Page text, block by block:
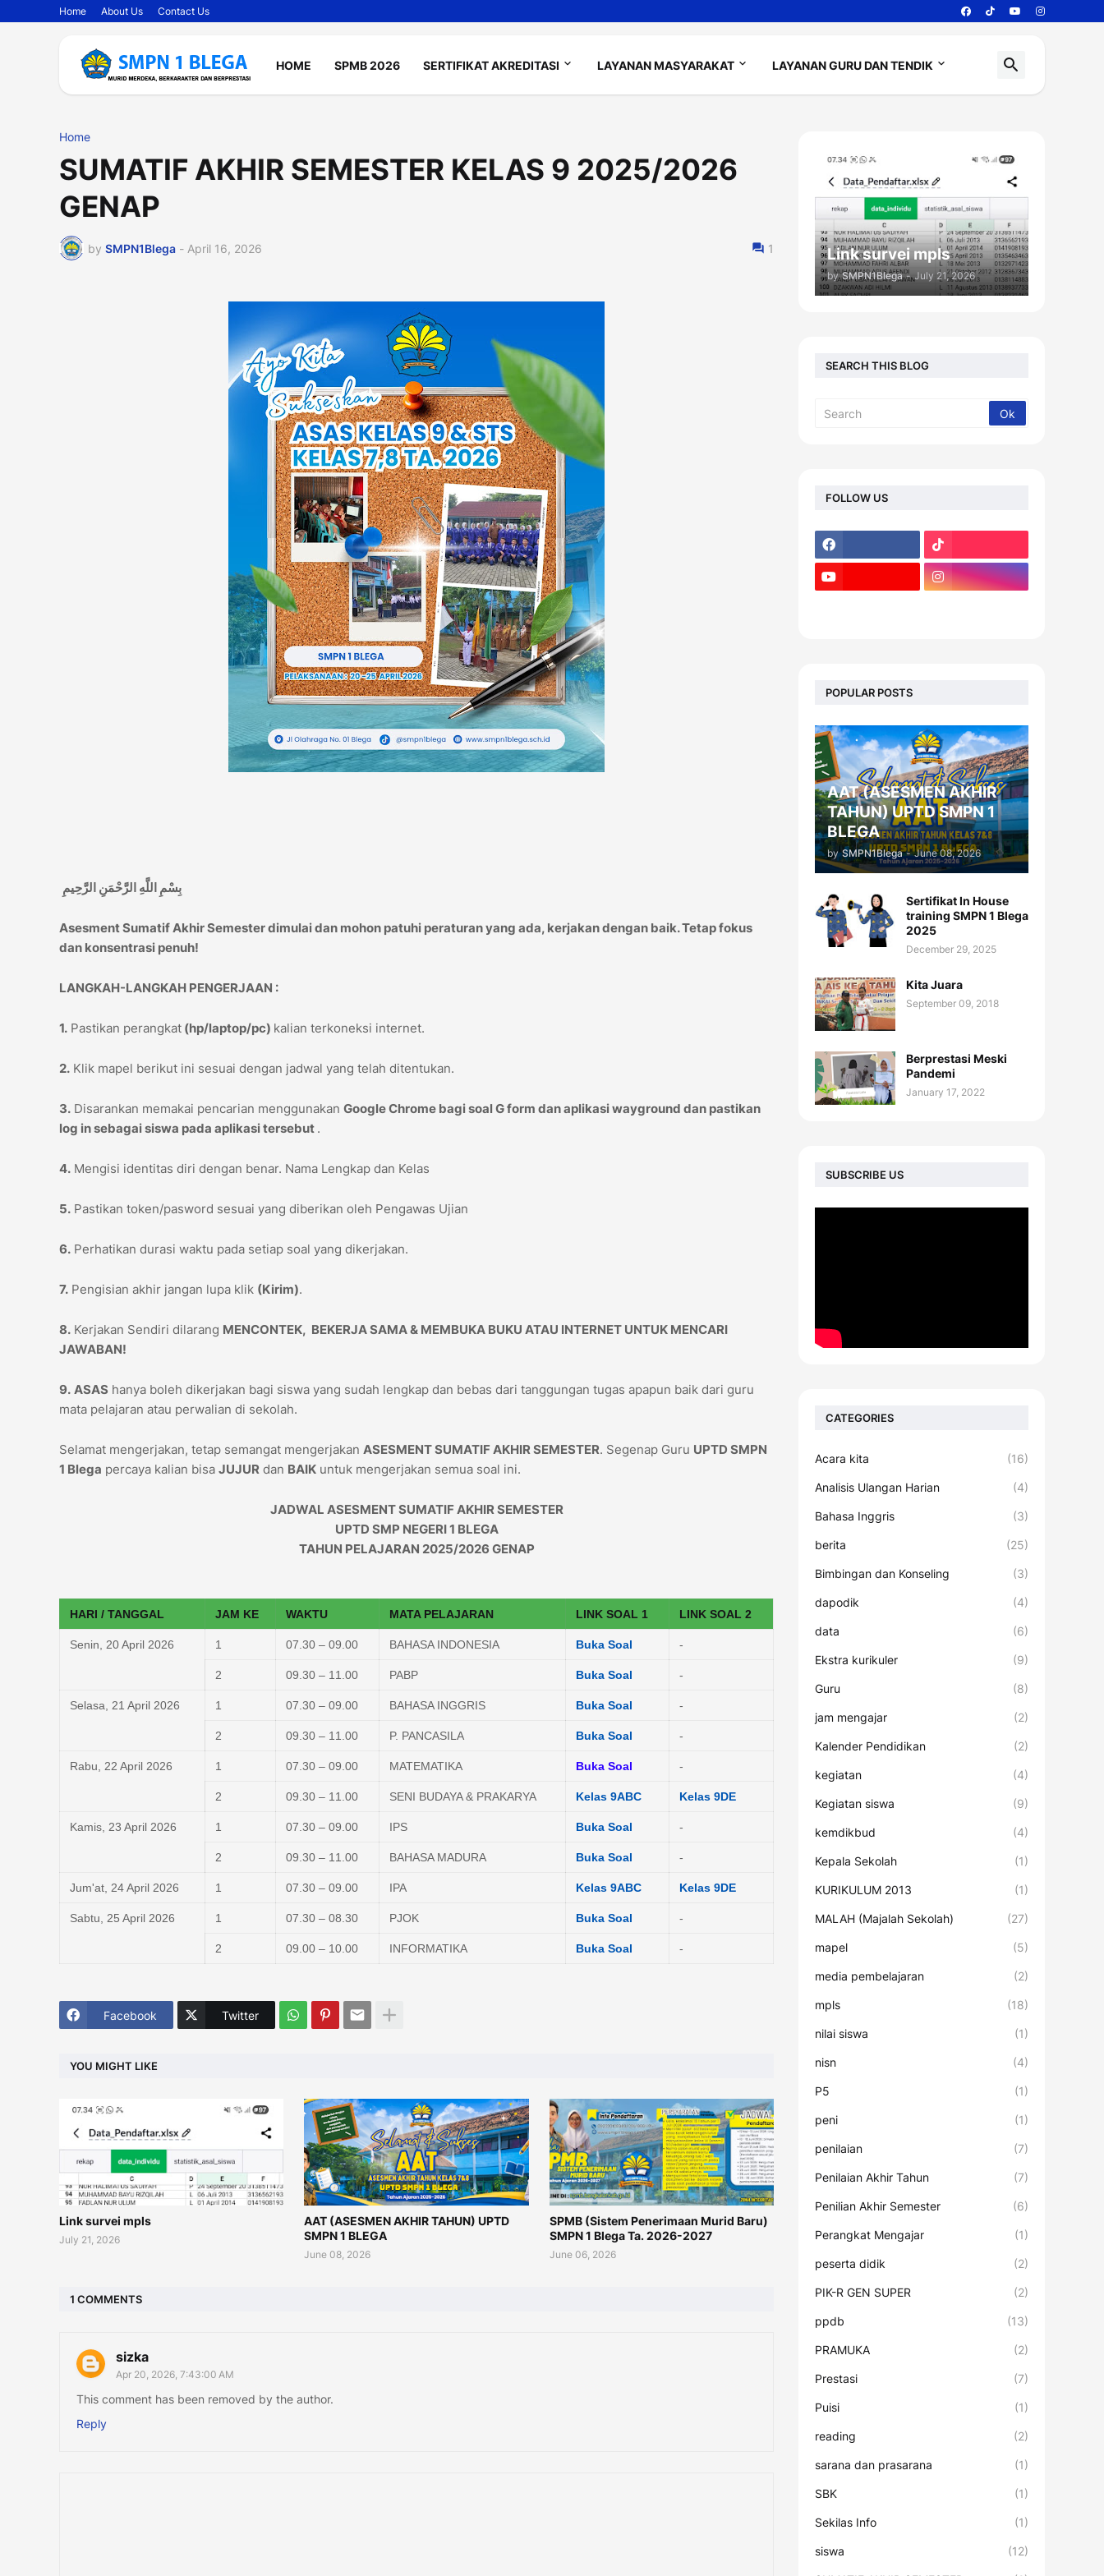
Home About Us Contact Us
HOME SPMB 2026 SERTIFIKAT AKREDITASI LAYANAN MASYARAKAT LAYANAN GURU DAN TENDIK
Home
SUMATIF AKHIR SEMESTER KELAS 9 2025/2026
GENAP
by SMPN1Blega - April 16, 2026 1
Asesment Sumatif Akhir Semester dimulai dan mohon patuhi peraturan yang ada, kerjakan dengan baik. Tetap fokus
dan konsentrasi penuh!
LANGKAH-LANGKAH PENGERJAAN :
1. Pastikan perangkat (hp/laptop/pc) kalian terkoneksi internet.
2. Klik mapel berikut ini sesuai dengan jadwal yang telah ditentukan.
3. Disarankan memakai pencarian menggunakan Google Chrome bagi soal G form dan aplikasi wayground dan pastikan
log in sebagai siswa pada aplikasi tersebut .
4. Mengisi identitas diri dengan benar. Nama Lengkap dan Kelas
5. Pastikan token/pasword sesuai yang diberikan oleh Pengawas Ujian
6. Perhatikan durasi waktu pada setiap soal yang dikerjakan.
7. Pengisian akhir jangan lupa klik (Kirim).
8. Kerjakan Sendiri dilarang MENCONTEK, BEKERJA SAMA & MEMBUKA BUKU ATAU INTERNET UNTUK MENCARI
JAWABAN!
9. ASAS hanya boleh dikerjakan bagi siswa yang sudah lengkap dan bebas dari tanggungan tugas apapun baik dari guru
mata pelajaran atau perwalian di sekolah.
Selamat mengerjakan, tetap semangat mengerjakan ASESMENT SUMATIF AKHIR SEMESTER. Segenap Guru UPTD SMPN
1 Blega percaya kalian bisa JUJUR dan BAIK untuk mengerjakan semua soal ini.
JADWAL ASESMENT SUMATIF AKHIR SEMESTER
UPTD SMP NEGERI 1 BLEGA
TAHUN PELAJARAN 2025/2026 GENAP
HARI / TANGGAL JAM KE WAKTU MATA PELAJARAN LINK SOAL 1 LINK SOAL 2
Senin, 20 April 2026 1 07.30 – 09.00 BAHASA INDONESIA Buka Soal -
2 09.30 – 11.00 PABP Buka Soal -
Selasa, 21 April 2026 1 07.30 – 09.00 BAHASA INGGRIS Buka Soal -
2 09.30 – 11.00 P. PANCASILA Buka Soal -
Rabu, 22 April 2026 1 07.30 – 09.00 MATEMATIKA Buka Soal -
2 09.30 – 11.00 SENI BUDAYA & PRAKARYA Kelas 9ABC Kelas 9DE
Kamis, 23 April 2026 1 07.30 – 09.00 IPS Buka Soal -
2 09.30 – 11.00 BAHASA MADURA Buka Soal -
Jum'at, 24 April 2026 1 07.30 – 09.00 IPA Kelas 9ABC Kelas 9DE
Sabtu, 25 April 2026 1 07.30 – 08.30 PJOK Buka Soal -
2 09.00 – 10.00 INFORMATIKA Buka Soal -
Facebook Twitter
YOU MIGHT LIKE
Link survei mpls
July 21, 2026
AAT (ASESMEN AKHIR TAHUN) UPTD
SMPN 1 BLEGA
June 08, 2026
SPMB (Sistem Penerimaan Murid Baru)
SMPN 1 Blega Ta. 2026-2027
June 06, 2026
1 COMMENTS
sizka
Apr 20, 2026, 7:43:00 AM
This comment has been removed by the author.
Reply
Link survei mpls
by SMPN1Blega - July 21, 2026
SEARCH THIS BLOG
FOLLOW US
POPULAR POSTS
AAT (ASESMEN AKHIR
TAHUN) UPTD SMPN 1
BLEGA
by SMPN1Blega - June 08, 2026
Sertifikat In House
training SMPN 1 Blega
2025
December 29, 2025
Kita Juara
September 09, 2018
Berprestasi Meski
Pandemi
January 17, 2022
SUBSCRIBE US
CATEGORIES
Acara kita (16)
Analisis Ulangan Harian (4)
Bahasa Inggris (3)
berita (25)
Bimbingan dan Konseling (3)
dapodik (4)
data (6)
Ekstra kurikuler (9)
Guru (8)
jam mengajar (2)
Kalender Pendidikan (2)
kegiatan (4)
Kegiatan siswa (9)
kemdikbud (4)
Kepala Sekolah (1)
KURIKULUM 2013 (1)
MALAH (Majalah Sekolah) (27)
mapel (5)
media pembelajaran (2)
mpls (18)
nilai siswa (1)
nisn (4)
P5 (1)
peni (1)
penilaian (7)
Penilaian Akhir Tahun (7)
Penilian Akhir Semester (6)
Perangkat Mengajar (1)
peserta didik (2)
PIK-R GEN SUPER (2)
ppdb (13)
PRAMUKA (2)
Prestasi (7)
Puisi (1)
reading (2)
sarana dan prasarana (1)
SBK (1)
Sekilas Info (1)
siswa (12)